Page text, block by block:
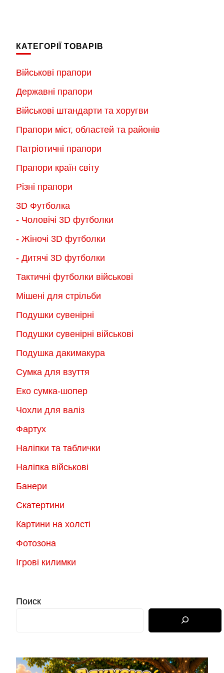
варіантів.
можна
вибрати
на
товару
КАТЕГОРІЇ ТОВАРІВ
Військові прапори
Державні прапори
Військові штандарти та хоругви
Прапори міст, областей та районів
Патріотичні прапори
Прапори країн світу
Різні прапори
3D Футболка
- Чоловічі 3D футболки
- Жіночі 3D футболки
- Дитячі 3D футболки
Тактичні футболки військові
Мішені для стрільби
Подушки сувенірні
Подушки сувенірні військові
Подушка дакимакура
Сумка для взуття
Еко сумка-шопер
Чохли для валіз
Фартух
Наліпки та таблички
Наліпка військові
Банери
Скатертини
Картини на холсті
Фотозона
Ігрові килимки
Поиск